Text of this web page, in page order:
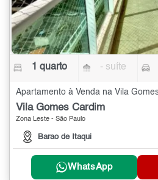
1 quarto - suíte
Vila Gomes Cardim
Zona Leste - São Paulo
Barao de Itaqui
WhatsApp